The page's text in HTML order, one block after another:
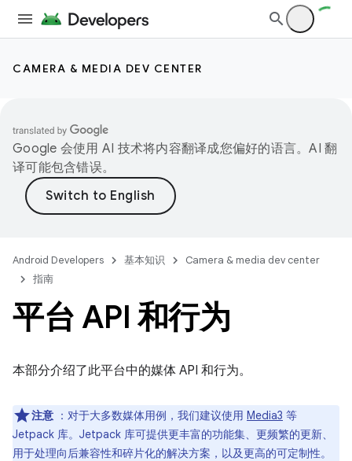
CAMERA & MEDIA DEV CENTER
Google 会使用 AI 技术将内容翻译成您偏好的语言。AI 翻
译可能包含错误。
Android Developers 基本知识
Camera & media dev center
指南
平台 API 和行为
本部分介绍了此平台中的媒体 API 和行为。
注意 ：对于大多数媒体用例，我们建议使用 Media3 等
Jetpack 库。Jetpack 库可提供更丰富的功能集、更频繁的更新、
用于处理向后兼容性和碎片化的解决方案，以及更高的可定制性。